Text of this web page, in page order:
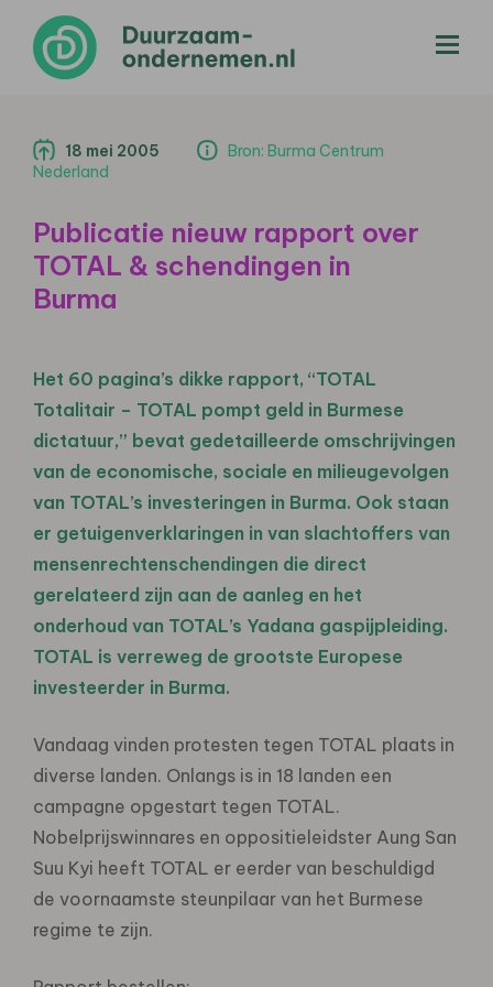
18 mei 2005
Bron: Burma Centrum
Nederland
Publicatie nieuw rapport over
TOTAL & schendingen in
Burma
Het 60 pagina’s dikke rapport, “TOTAL
Totalitair – TOTAL pompt geld in Burmese
dictatuur,” bevat gedetailleerde omschrijvingen
van de economische, sociale en milieugevolgen
van TOTAL’s investeringen in Burma. Ook staan
er getuigenverklaringen in van slachtoffers van
mensenrechtenschendingen die direct
gerelateerd zijn aan de aanleg en het
onderhoud van TOTAL’s Yadana gaspijpleiding.
TOTAL is verreweg de grootste Europese
investeerder in Burma.
Vandaag vinden protesten tegen TOTAL plaats in
diverse landen. Onlangs is in 18 landen een
campagne opgestart tegen TOTAL.
Nobelprijswinnares en oppositieleidster Aung San
Suu Kyi heeft TOTAL er eerder van beschuldigd
de voornaamste steunpilaar van het Burmese
regime te zijn.